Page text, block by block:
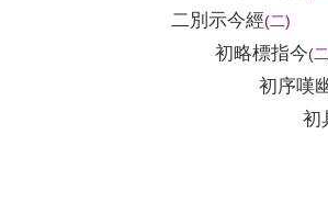
二別示今經(二)
初略標指今(二
初序嘆
初